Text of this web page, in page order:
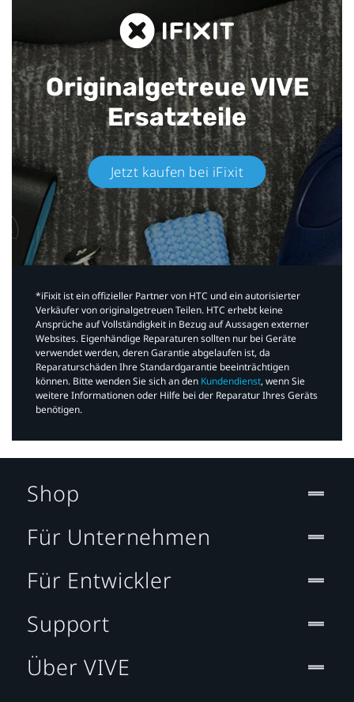
Originalgetreue VIVE
Ersatzteile
Jetzt kaufen bei iFixit​
*iFixit ist ein offizieller Partner von HTC und ein autorisierter
Verkäufer von originalgetreuen Teilen. HTC erhebt keine
Ansprüche auf Vollständigkeit in Bezug auf Aussagen externer
Websites. Eigenhändige Reparaturen sollten nur bei Geräte
verwendet werden, deren Garantie abgelaufen ist, da
Reparaturschäden Ihre Standardgarantie beeinträchtigen
können. Bitte wenden Sie sich an den Kundendienst, wenn Sie
weitere Informationen oder Hilfe bei der Reparatur Ihres Geräts
benötigen.​
Shop
Für Unternehmen
Für Entwickler
Support
Über VIVE